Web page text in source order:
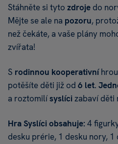
Stáhněte si tyto zdroje do
Mějte se ale na pozoru,
než čekáte, a vaše plány
zvířata!
S rodinnou kooperativníhrou
potěšíte děti již od 6 let.
a roztomilísyslícizabaví děti
Hra Syslíci obsahuje: 4
desku prérie, 1 desku nory,